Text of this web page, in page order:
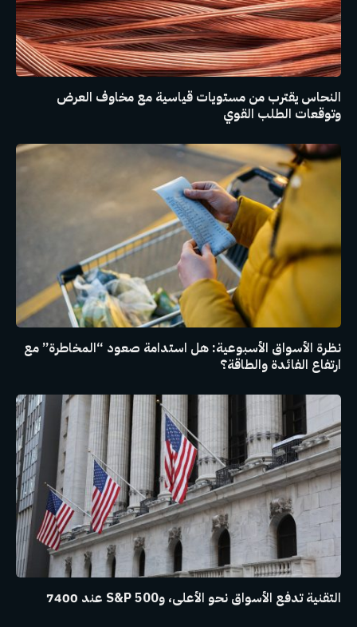
النحاس يقترب من مستويات قياسية مع مخاوف العرض
وتوقعات الطلب القوي
نظرة الأسواق الأسبوعية: هل استدامة صعود “المخاطرة” مع
ارتفاع الفائدة والطاقة؟
التقنية تدفع الأسواق نحو الأعلى، وS&P 500 عند 7400